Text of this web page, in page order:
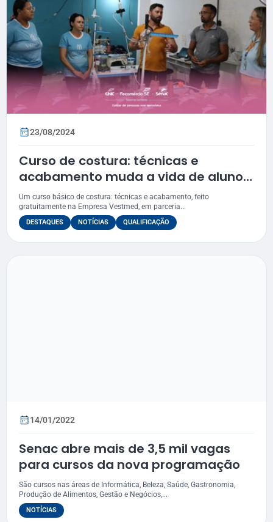
23/08/2024
Curso de costura: técnicas e
acabamento muda a vida de alunos
do Senac de Tobias Barreto
Um curso básico de costura: técnicas e acabamento, feito
gratuitamente na Empresa Vestmed, em parceria...
DESTAQUES NOTÍCIAS QUALIFICAÇÃO
14/01/2022
Senac abre mais de 3,5 mil vagas
para cursos da nova programação
São cursos nas áreas de Informática, Beleza, Saúde, Gastronomia,
Produção de Alimentos, Gestão e Negócios,...
NOTÍCIAS